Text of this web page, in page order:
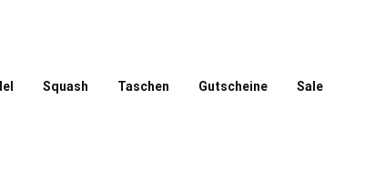
Squash Taschen Gutscheine Sale